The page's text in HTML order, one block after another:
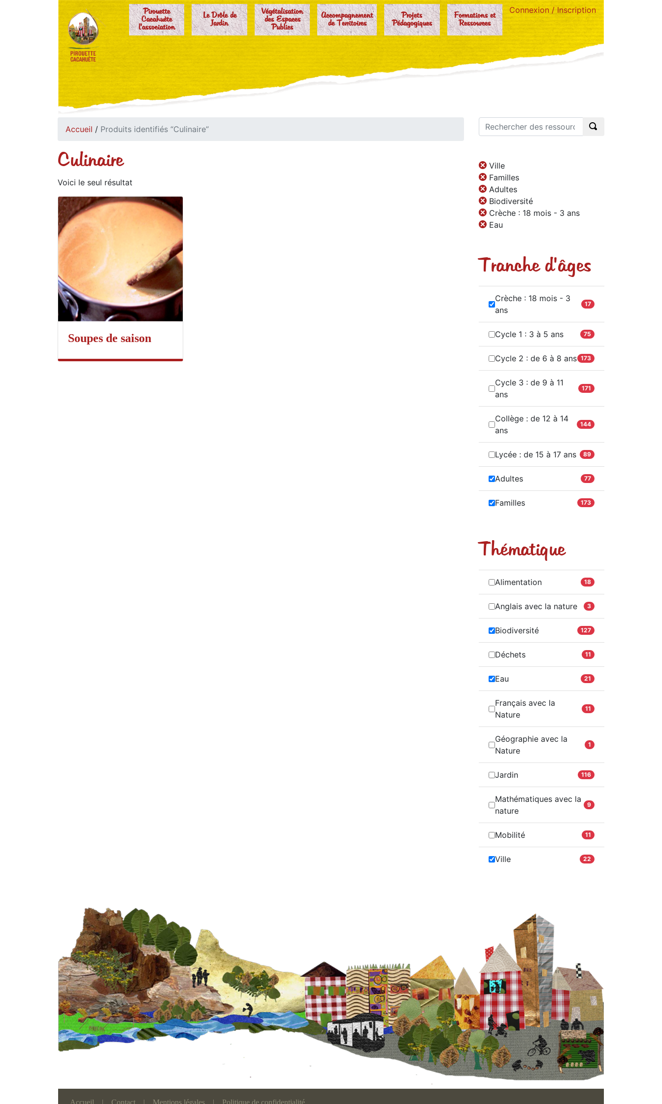
Pirouette
Cacahuète
l'association
Le Drôle de
Jardin
Végétalisation
des Espaces
Publics
Accompagnement
de Territoires
Projets
Pédagogiques
Formations et
Ressources
Connexion / Inscription
Accueil / Produits identifiés “Culinaire”
Culinaire
Voici le seul résultat
Soupes de saison
Ville
Familles
Adultes
Biodiversité
Crèche : 18 mois - 3 ans
Eau
Tranche d'âges
Crèche : 18 mois - 3
ans
17
Cycle 1 : 3 à 5 ans 75
Cycle 2 : de 6 à 8 ans 173
Cycle 3 : de 9 à 11
ans
171
Collège : de 12 à 14
ans
144
Lycée : de 15 à 17 ans 89
Adultes 77
Familles 173
Thématique
Alimentation 18
Anglais avec la nature 3
Biodiversité 127
Déchets 11
Eau 21
Français avec la
Nature
11
Géographie avec la
Nature
1
Jardin 116
Mathématiques avec la
nature
9
Mobilité 11
Ville 22